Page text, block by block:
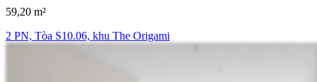
59,20 m²
2 PN, Tòa S10.06, khu The Origami